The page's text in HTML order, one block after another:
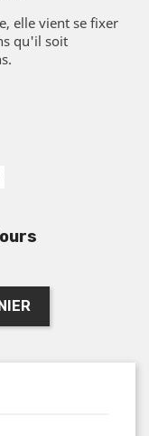
elle vient se fixer
qu'il soit